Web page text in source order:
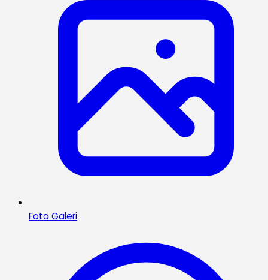
Foto Galeri